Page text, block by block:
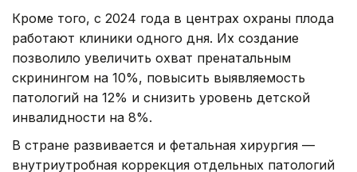
Кроме того, с 2024 года в центрах охраны плода
работают клиники одного дня. Их создание
позволило увеличить охват пренатальным
скринингом на 10%, повысить выявляемость
патологий на 12% и снизить уровень детской
инвалидности на 8%.
В стране развивается и фетальная хирургия —
внутриутробная коррекция отдельных патологий